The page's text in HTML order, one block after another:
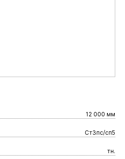
12 000 мм
Ст3пс/сп5
тн.